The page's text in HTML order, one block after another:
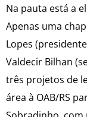
Na pauta está a
Apenas uma
Lopes
Valdecir Bilhan
três projetos de
área à OAB/RS